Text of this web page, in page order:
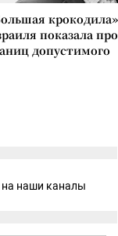
показала
допустимого
наши каналы